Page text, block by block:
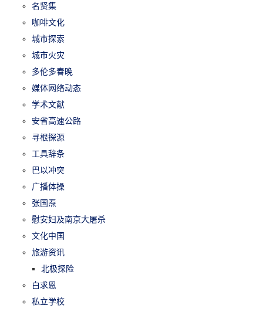
名贤集
咖啡文化
城市探索
城市火灾
多伦多春晚
媒体网络动态
学术文献
安省高速公路
寻根探源
工具辞条
巴以冲突
广播体操
张国焘
慰安妇及南京大屠杀
文化中国
旅游资讯
北极探险
白求恩
私立学校